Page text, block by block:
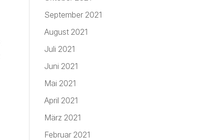
September 2021
August 2021
Juli 2021
Juni 2021
Mai 2021
April 2021
März 2021
Februar 2021